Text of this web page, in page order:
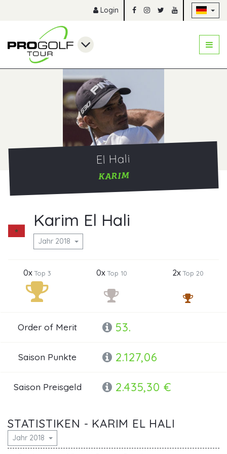
Login
El Hali
KARIM
Karim El Hali
Jahr 2018
0xTop 3 0xTop 10 2xTop 20
Order of Merit 53.
Saison Punkte 2.127,06
Saison Preisgeld 2.435,30 €
STATISTIKEN - KARIM EL HALI
Jahr 2018